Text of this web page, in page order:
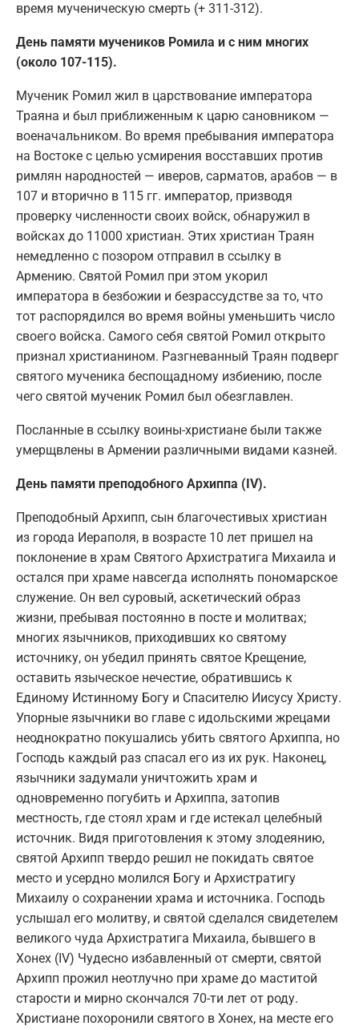
время мученическую смерть (+ 311-312).
День памяти мучеников Ромила и с ним многих
(около 107-115).
Мученик Ромил жил в царствование императора
Траяна и был приближенным к царю сановником —
военачальником. Во время пребывания императора
на Востоке с целью усмирения восставших против
римлян народностей — иверов, сарматов, арабов — в
107 и вторично в 115 гг. император, призводя
проверку численности своих войск, обнаружил в
войсках до 11000 христиан. Этих христиан Траян
немедленно с позором отправил в ссылку в
Армению. Святой Ромил при этом укорил
императора в безбожии и безрассудстве за то, что
тот распорядился во время войны уменьшить число
своего войска. Самого себя святой Ромил открыто
признал христианином. Разгневанный Траян подверг
святого мученика беспощадному избиению, после
чего святой мученик Ромил был обезглавлен.
Посланные в ссылку воины-христиане были также
умерщвлены в Армении различными видами казней.
День памяти преподобного Архиппа (IV).
Преподобный Архипп, сын благочестивых христиан
из города Иераполя, в возрасте 10 лет пришел на
поклонение в храм Святого Архистратига Михаила и
остался при храме навсегда исполнять пономарское
служение. Он вел суровый, аскетический образ
жизни, пребывая постоянно в посте и молитвах;
многих язычников, приходивших ко святому
источнику, он убедил принять святое Крещение,
оставить языческое нечестие, обратившись к
Единому Истинному Богу и Спасителю Иисусу Христу.
Упорные язычники во главе с идольскими жрецами
неоднократно покушались убить святого Архиппа, но
Господь каждый раз спасал его из их рук. Наконец,
язычники задумали уничтожить храм и
одновременно погубить и Архиппа, затопив
местность, где стоял храм и где истекал целебный
источник. Видя приготовления к этому злодеянию,
святой Архипп твердо решил не покидать святое
место и усердно молился Богу и Архистратигу
Михаилу о сохранении храма и источника. Господь
услышал его молитву, и святой сделался свидетелем
великого чуда Архистратига Михаила, бывшего в
Хонех (IV) Чудесно избавленный от смерти, святой
Архипп прожил неотлучно при храме до маститой
старости и мирно скончался 70-ти лет от роду.
Христиане похоронили святого в Хонех, на месте его